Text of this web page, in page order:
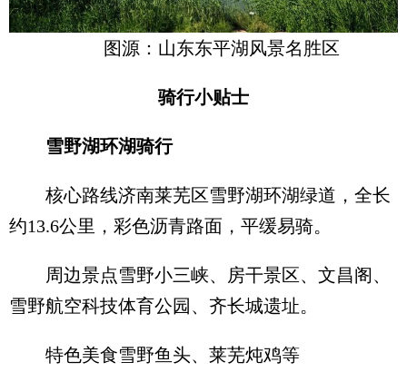
图源：山东东平湖风景名胜区
骑行小贴士
雪野湖环湖骑行
核心路线济南莱芜区雪野湖环湖绿道，全长
约13.6公里，彩色沥青路面，平缓易骑。
周边景点雪野小三峡、房干景区、文昌阁、
雪野航空科技体育公园、齐长城遗址。
特色美食雪野鱼头、莱芜炖鸡等